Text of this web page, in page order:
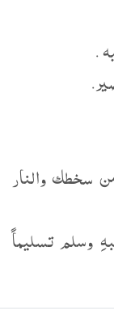
.
سخطك والنار
وسلم تسليماً